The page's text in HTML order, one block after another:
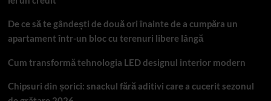
De ce să te gândești de două ori înainte de a cumpăra un
apartament într-un bloc cu terenuri libere lângă
Cum transformă tehnologia LED designul interior modern
Chipsuri din șorici: snackul fără aditivi care a cucerit sezonul